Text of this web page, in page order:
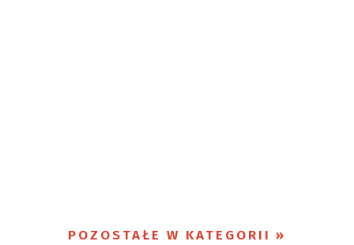
POZOSTAŁE W KATEGORII